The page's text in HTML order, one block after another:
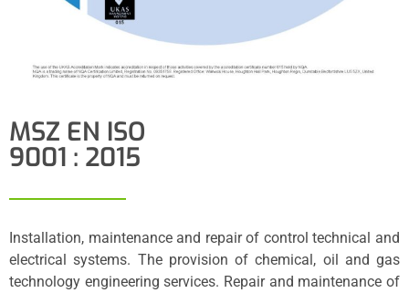
MSZ EN ISO
9001 : 2015
Installation, maintenance and repair of control technical and
electrical systems. The provision of chemical, oil and gas
technology engineering services. Repair and maintenance of